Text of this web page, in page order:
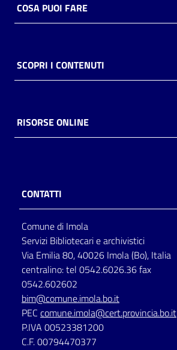
Casa
Piani
storico
per
lettura
Seguici
su
COSA PUOI FARE
SCOPRI I CONTENUTI
RISORSE ONLINE
CONTATTI
Comune di Imola
Servizi Bibliotecari e archivistici
Via Emilia 80, 40026 Imola (Bo), Italia
centralino: tel 0542.6026.36 fax
0542.602602
bim@comune.imola.bo.it
PEC comune.imola@cert.provincia.bo.it
P.IVA 00523381200
C.F. 00794470377